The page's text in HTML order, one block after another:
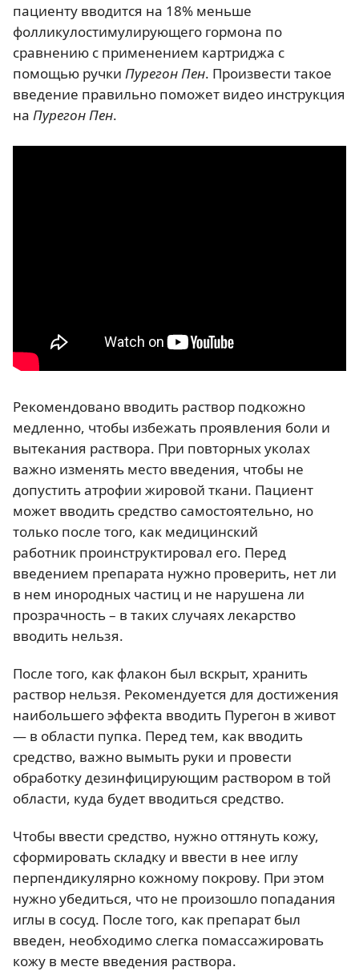
пациенту вводится на 18% меньше
фолликулостимулирующего гормона по
сравнению с применением картриджа с
помощью ручки Пурегон Пен. Произвести такое
введение правильно поможет видео инструкция
на Пурегон Пен.
Рекомендовано вводить раствор подкожно
медленно, чтобы избежать проявления боли и
вытекания раствора. При повторных уколах
важно изменять место введения, чтобы не
допустить атрофии жировой ткани. Пациент
может вводить средство самостоятельно, но
только после того, как медицинский
работник проинструктировал его. Перед
введением препарата нужно проверить, нет ли
в нем инородных частиц и не нарушена ли
прозрачность – в таких случаях лекарство
вводить нельзя.
После того, как флакон был вскрыт, хранить
раствор нельзя. Рекомендуется для достижения
наибольшего эффекта вводить Пурегон в живот
— в области пупка. Перед тем, как вводить
средство, важно вымыть руки и провести
обработку дезинфицирующим раствором в той
области, куда будет вводиться средство.
Чтобы ввести средство, нужно оттянуть кожу,
сформировать складку и ввести в нее иглу
перпендикулярно кожному покрову. При этом
нужно убедиться, что не произошло попадания
иглы в сосуд. После того, как препарат был
введен, необходимо слегка помассажировать
кожу в месте введения раствора.